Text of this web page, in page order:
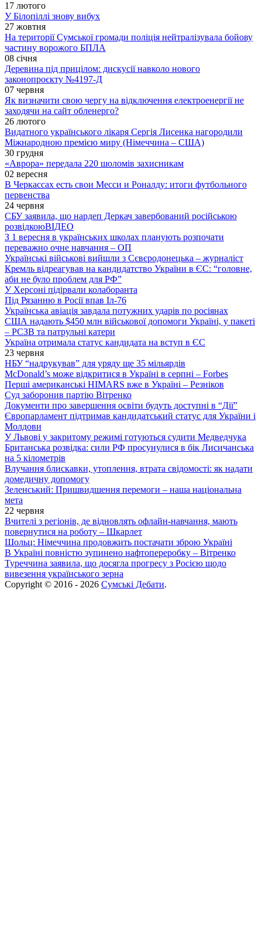
17 лютого
У Білопіллі знову вибух
27 жовтня
На території Сумської громади поліція нейтралізувала бойову
частину ворожого БПЛА
08 січня
Деревина під прицілом: дискусії навколо нового
законопроєкту №4197-Д
07 червня
Як визначити свою чергу на відключення електроенергії не
заходячи на сайт обленерго?
26 лютого
Видатного українського лікаря Сергія Лисенка нагородили
Міжнародною премією миру (Німеччина – США)
30 грудня
«Аврора» передала 220 шоломів захисникам
02 вересня
В Черкассах есть свои Месси и Роналду: итоги футбольного
первенства
24 червня
СБУ заявила, що нардеп Деркач завербований російською
розвідкоюВІДЕО
З 1 вересня в українських школах планують розпочати
переважно очне навчання – ОП
Українські військові вийшли з Сєвєродонецька – журналіст
Кремль відреагував на кандидатство України в ЄС: “головне,
аби не було проблем для РФ”
У Херсоні підірвали колаборанта
Під Рязанню в Росії впав Іл-76
Українська авіація завдала потужних ударів по росіянах
США надають $450 млн військової допомоги Україні, у пакеті
– РСЗВ та патрульні катери
Україна отримала статус кандидата на вступ в ЄС
23 червня
НБУ “надрукував” для уряду ще 35 мільярдів
McDonald’s може відкритися в Україні в серпні – Forbes
Перші американські HIMARS вже в Україні – Резніков
Суд заборонив партію Вітренко
Документи про завершення освіти будуть доступні в “Дії”
Європарламент підтримав кандидатський статус для України і
Молдови
У Львові у закритому режимі готуються судити Медведчука
Британська розвідка: сили РФ просунулися в бік Лисичанська
на 5 кілометрів
Влучання блискавки, утоплення, втрата свідомості: як надати
домедичну допомогу
Зеленський: Пришвидшення перемоги – наша національна
мета
22 червня
Вчителі з регіонів, де відновлять офлайн-навчання, мають
повернутися на роботу – Шкарлет
Шольц: Німеччина продовжить постачати зброю Україні
В Україні повністю зупинено нафтопереробку – Вітренко
Туреччина заявила, що досягла прогресу з Росією щодо
вивезення українського зерна
Copyright © 2016 - 2026 Сумські Дебати.